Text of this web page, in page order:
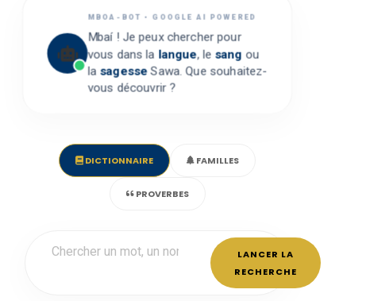
MBOA-BOT • GOOGLE AI POWERED
Mbaí ! Je peux chercher pour
vous dans la langue, le sangou
lasagesseSawa. Que souhaitez-
vous découvrir ?
DICTIONNAIRE FAMILLES
PROVERBES
LANCER LA
RECHERCHE